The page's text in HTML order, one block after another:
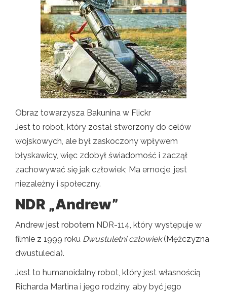
Obraz towarzysza Bakunina w Flickr
Jest to robot, który został stworzony do celów
wojskowych, ale był zaskoczony wpływem
błyskawicy, więc zdobył świadomość i zaczął
zachowywać się jak człowiek; Ma emocje, jest
niezależny i społeczny.
NDR „Andrew”
Andrew jest robotem NDR-114, który występuje w
filmie z 1999 roku Dwustuletni człowiek(Mężczyzna
dwustulecia).
Jest to humanoidalny robot, który jest własnością
Richarda Martina i jego rodziny, aby być jego